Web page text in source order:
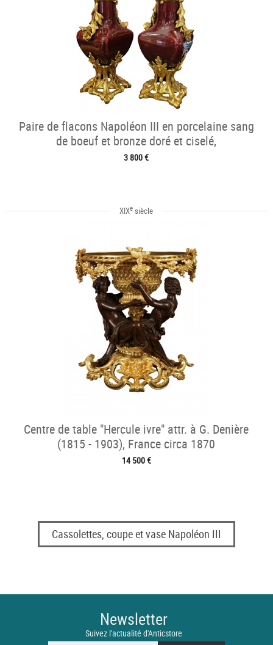
Paire de flacons Napoléon III en porcelaine sang
de boeuf et bronze doré et ciselé,
3 800 €
XIXe siècle
Centre de table "Hercule ivre" attr. à G. Denière
(1815 - 1903), France circa 1870
14 500 €
Cassolettes, coupe et vase Napoléon III
Newsletter
Suivez l'actualité d'Anticstore